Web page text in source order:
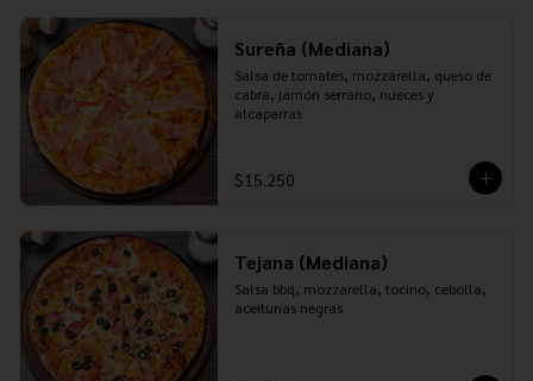
Sureña (Mediana)
Salsa de tomates, mozzarella, queso de
cabra, jamón serrano, nueces y
alcaparras
$15.250
Tejana (Mediana)
Salsa bbq, mozzarella, tocino, cebolla,
aceitunas negras